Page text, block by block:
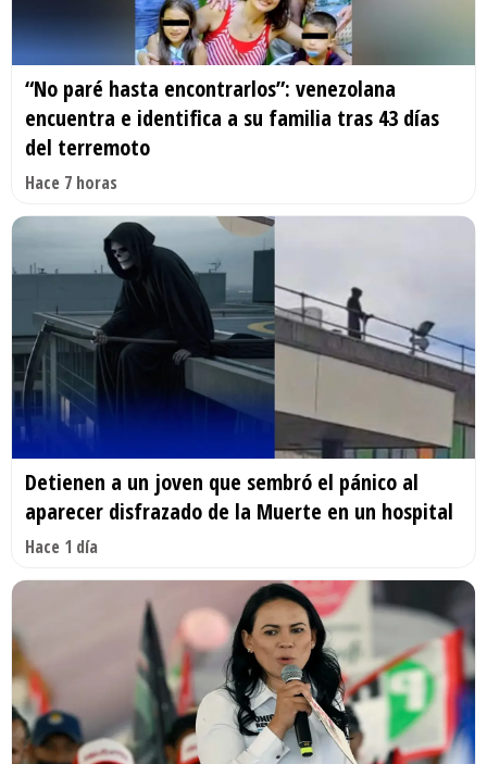
“No paré hasta encontrarlos”: venezolana
encuentra e identifica a su familia tras 43 días
del terremoto
Hace 7 horas
Detienen a un joven que sembró el pánico al
aparecer disfrazado de la Muerte en un hospital
Hace 1 día